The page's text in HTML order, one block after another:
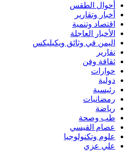
أحوال الطقس
أخبار وتقارير
اقتصاد وتنمية
الأخبار العاجلة
اليمن في وثائق ويكيليكس
تقارير
ثقافة وفن
حوارات
دولية
رئيسية
رمضانيات
رياضة
طب وصحة
عصام القيسي
علوم وتكنولوجيا
علي عزي